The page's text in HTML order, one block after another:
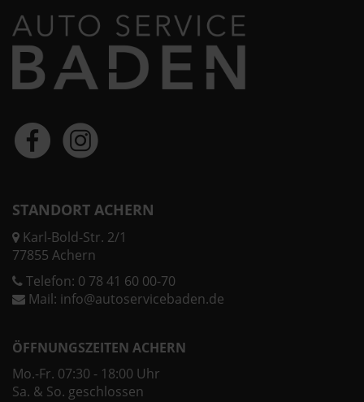
STANDORT ACHERN
Karl-Bold-Str. 2/1
77855 Achern
Telefon: 0 78 41 60 00-70
Mail: info@autoservicebaden.de
ÖFFNUNGSZEITEN ACHERN
Mo.-Fr. 07:30 - 18:00 Uhr
Sa. & So. geschlossen